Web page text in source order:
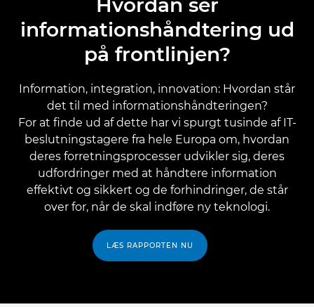
Hvordan ser
informationshåndtering ud
på frontlinjen?
Information, integration, innovation: Hvordan står
det til med informationshåndteringen?
For at finde ud af dette har vi spurgt tusinde af IT-
beslutningstagere fra hele Europa om, hvordan
deres forretningsprocesser udvikler sig, deres
udfordringer med at håndtere information
effektivt og sikkert og de forhindringer, de står
over for, når de skal indføre ny teknologi.
LÆS RAPPORTEN NU